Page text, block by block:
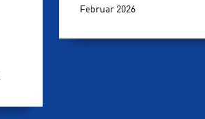
Februar 2026